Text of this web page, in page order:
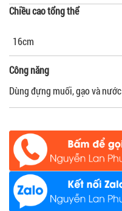
Chiều cao tổng thể
16cm
Công năng
Dùng đựng muối, gạo và nước